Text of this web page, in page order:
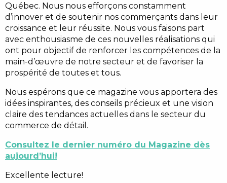
Québec. Nous nous efforçons constamment
d’innover et de soutenir nos commerçants dans leur
croissance et leur réussite. Nous vous faisons part
avec enthousiasme de ces nouvelles réalisations qui
ont pour objectif de renforcer les compétences de la
main-d’œuvre de notre secteur et de favoriser la
prospérité de toutes et tous.
Nous espérons que ce magazine vous apportera des
idées inspirantes, des conseils précieux et une vision
claire des tendances actuelles dans le secteur du
commerce de détail.
Consultez le dernier numéro du Magazine dès
aujourd’hui!
Excellente lecture!